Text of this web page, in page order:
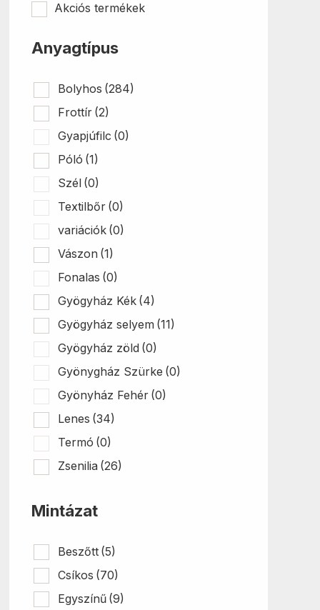
Akciós termékek
Anyagtípus
Bolyhos (284)
Frottír (2)
Gyapjúfilc (0)
Póló (1)
Szél (0)
Textilbőr (0)
variációk (0)
Vászon (1)
Fonalas (0)
Gyögyház Kék (4)
Gyögyház selyem (11)
Gyögyház zöld (0)
Gyönygház Szürke (0)
Gyönyház Fehér (0)
Lenes (34)
Termó (0)
Zsenilia (26)
Mintázat
Beszőtt (5)
Csíkos (70)
Egyszínű (9)